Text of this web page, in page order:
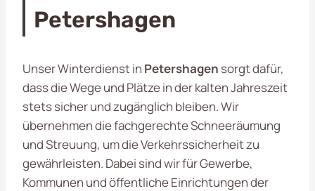
Petershagen
Unser Winterdienst in Petershagen sorgt dafür,
dass die Wege und Plätze in der kalten Jahreszeit
stets sicher und zugänglich bleiben. Wir
übernehmen die fachgerechte Schneeräumung
und Streuung, um die Verkehrssicherheit zu
gewährleisten. Dabei sind wir für Gewerbe,
Kommunen und öffentliche Einrichtungen der